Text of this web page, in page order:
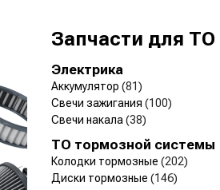
Запчасти для ТО
Электрика
Аккумулятор (81)
Свечи зажигания (100)
Свечи накала (38)
ТО тормозной системы
Колодки тормозные (202)
Диски тормозные (146)